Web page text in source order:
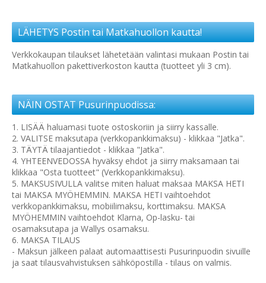
LÄHETYS Postin tai Matkahuollon kautta!
Verkkokaupan tilaukset lähetetään valintasi mukaan Postin tai
Matkahuollon pakettiverkoston kautta (tuotteet yli 3 cm).
NÄIN OSTAT Pusurinpuodissa:
1. LISÄÄ haluamasi tuote ostoskoriin ja siirry kassalle.
2. VALITSE maksutapa (verkkopankkimaksu) - klikkaa "Jatka".
3. TÄYTÄ tilaajantiedot - klikkaa "Jatka".
4. YHTEENVEDOSSA hyväksy ehdot ja siirry maksamaan tai
klikkaa "Osta tuotteet" (Verkkopankkimaksu).
5. MAKSUSIVULLA valitse miten haluat maksaa MAKSA HETI
tai MAKSA MYÖHEMMIN. MAKSA HETI vaihtoehdot
verkkopankkimaksu, mobiilimaksu, korttimaksu. MAKSA
MYÖHEMMIN vaihtoehdot Klarna, Op-lasku- tai
osamaksutapa ja Wallys osamaksu.
6. MAKSA TILAUS
- Maksun jälkeen palaat automaattisesti Pusurinpuodin sivuille
ja saat tilausvahvistuksen sähköpostilla - tilaus on valmis.